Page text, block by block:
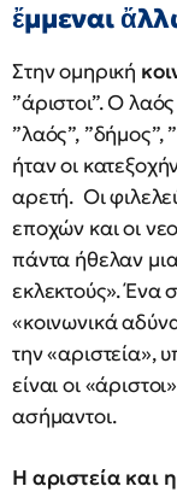
ἔμμεναι
Στην ομηρική
”άριστοι”. Ο
”λαός”, ”δήμος”,
ήταν οι
αρετή. Οι
εποχών και οι
πάντα ήθελαν
εκλεκτούς». Ένα
«κοινωνικά
την «αριστεία»,
είναι οι
ασήμαντοι.
Η αριστεία και